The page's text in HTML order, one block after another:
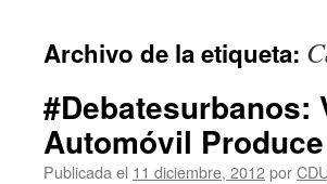
contenido
Archivo de la etiqueta:
#Debatesurbanos:
Automóvil
Publicada el 11 diciembre, 2012por